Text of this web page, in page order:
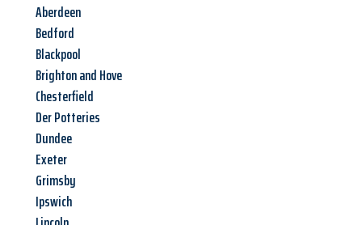
Aberdeen
Bedford
Blackpool
Brighton and Hove
Chesterfield
Der Potteries
Dundee
Exeter
Grimsby
Ipswich